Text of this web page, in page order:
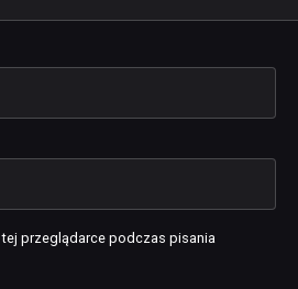
przeglądarce podczas pisania